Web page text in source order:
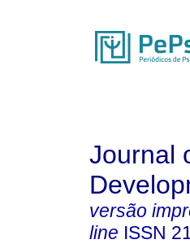
Journal
versão
line ISSN